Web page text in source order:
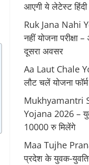
आएगी ये लेटेस्ट हिंदी
Ruk Jana Nahi
नहीं योजना परीक्षा
दूसरा अवसर
Aa Laut Chale
लौट चलें योजना
Mukhyamantri
Yojana 2026 –
10000 रु मिलेंगे
Maa Tujhe
प्रदेश के युवक-